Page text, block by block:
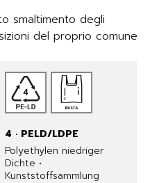
smaltimento degli
del proprio comune
4 · PELD/LDPE
Polyethylen niedriger
Dichte •
Kunststoffsammlung